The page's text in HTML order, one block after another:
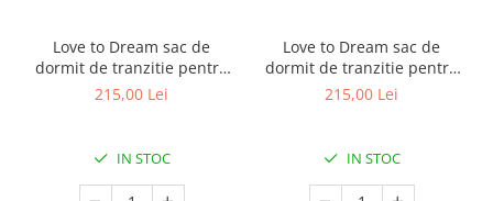
Love to Dream sac de
dormit de tranzitie pentru
infasat si rostogolit Swaddle
215,00 Lei
IN STOC
Love to Dream sac de
dormit de tranzitie pentru
infasat si rostogolit Swaddle
215,00 Lei
IN STOC